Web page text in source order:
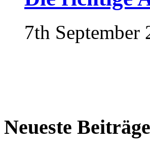
7th September
Neueste Beiträge